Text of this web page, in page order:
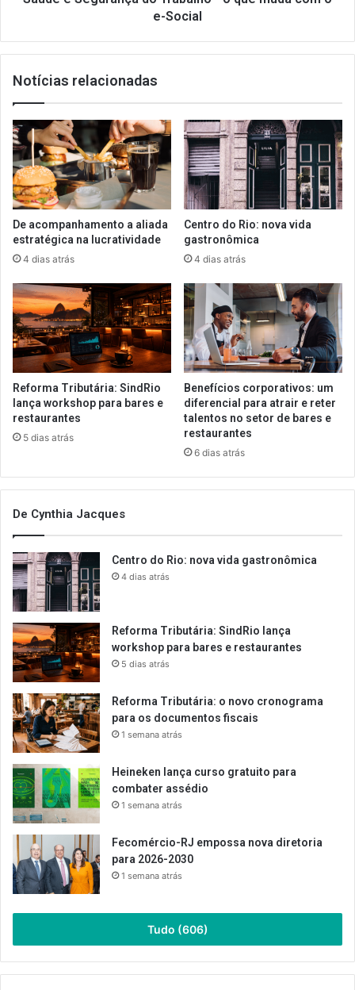
e-Social
Notícias relacionadas
De acompanhamento a aliada
estratégica na lucratividade
4 dias atrás
Centro do Rio: nova vida
gastronômica
4 dias atrás
Reforma Tributária: SindRio
lança workshop para bares e
restaurantes
5 dias atrás
Benefícios corporativos: um
diferencial para atrair e reter
talentos no setor de bares e
restaurantes
6 dias atrás
De Cynthia Jacques
Centro do Rio: nova vida gastronômica
4 dias atrás
Reforma Tributária: SindRio lança
workshop para bares e restaurantes
5 dias atrás
Reforma Tributária: o novo cronograma
para os documentos fiscais
1 semana atrás
Heineken lança curso gratuito para
combater assédio
1 semana atrás
Fecomércio-RJ empossa nova diretoria
para 2026-2030
1 semana atrás
Tudo (606)